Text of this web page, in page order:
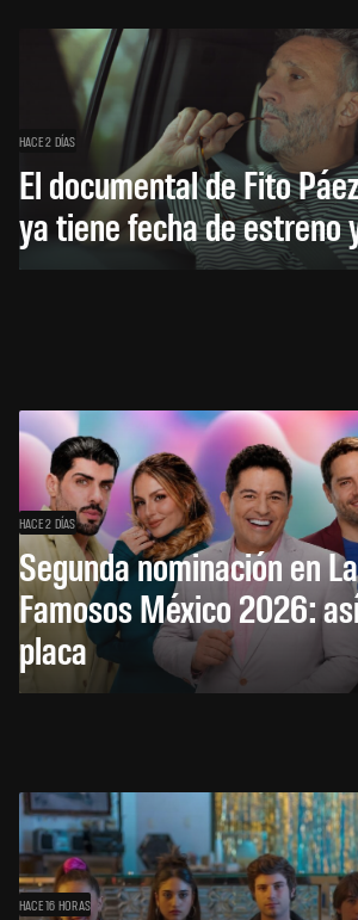
HACE 2 DÍAS
El documental de Fito
ya tiene fecha de estreno
HACE 2 DÍAS
Segunda nominación en
Famosos México 2026:
placa
HACE 16 HORAS